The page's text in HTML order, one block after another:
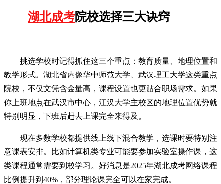
湖北成考院校选择三大诀窍
挑选学校时记得抓住这三个重点：教育质量、地理位置和
教学形式。湖北省内像华中师范大学、武汉理工大学这类重点
院校，不仅文凭含金量高，课程设置也更贴合职场需求。如果
你上班地点在武汉市中心，江汉大学主校区的地理位置优势就
特别明显，下班后赶去上课完全来得及。
现在多数学校都提供线上线下混合教学，选课时要特别注
意课表安排。比如计算机类专业可能要参加实验室操作课，这
类课程通常需要到校学习。好消息是2025年湖北成考网络课程
比例提升到40%，部分理论课完全可以在家完成。